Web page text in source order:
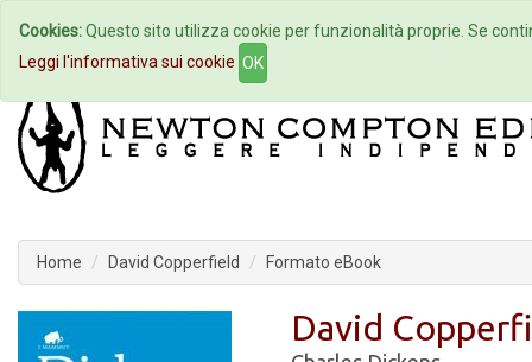
Home Autori Eventi
Home David Copperfield Formato eBook
David
Cookies:Questo sito utilizza cookie per funzionalità proprie. Se
Leggi l'informativa sui cookie OK